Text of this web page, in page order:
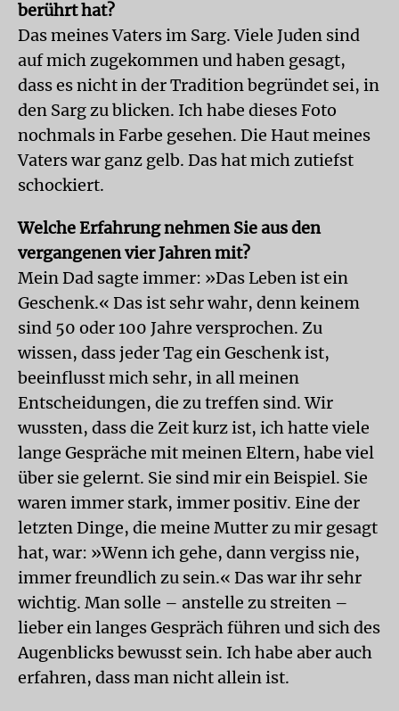
berührt hat?
Das meines Vaters im Sarg. Viele Juden sind
auf mich zugekommen und haben gesagt,
dass es nicht in der Tradition begründet sei, in
den Sarg zu blicken. Ich habe dieses Foto
nochmals in Farbe gesehen. Die Haut meines
Vaters war ganz gelb. Das hat mich zutiefst
schockiert.
Welche Erfahrung nehmen Sie aus den
vergangenen vier Jahren mit?
Mein Dad sagte immer: »Das Leben ist ein
Geschenk.« Das ist sehr wahr, denn keinem
sind 50 oder 100 Jahre versprochen. Zu
wissen, dass jeder Tag ein Geschenk ist,
beeinflusst mich sehr, in all meinen
Entscheidungen, die zu treffen sind. Wir
wussten, dass die Zeit kurz ist, ich hatte viele
lange Gespräche mit meinen Eltern, habe viel
über sie gelernt. Sie sind mir ein Beispiel. Sie
waren immer stark, immer positiv. Eine der
letzten Dinge, die meine Mutter zu mir gesagt
hat, war: »Wenn ich gehe, dann vergiss nie,
immer freundlich zu sein.« Das war ihr sehr
wichtig. Man solle – anstelle zu streiten –
lieber ein langes Gespräch führen und sich des
Augenblicks bewusst sein. Ich habe aber auch
erfahren, dass man nicht allein ist.